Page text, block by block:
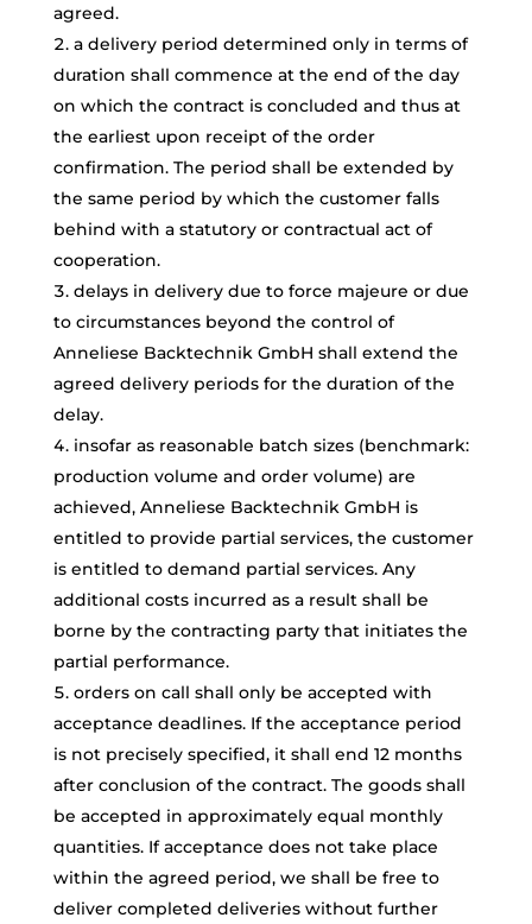
agreed.
a delivery period determined only in terms of
duration shall commence at the end of the day
on which the contract is concluded and thus at
the earliest upon receipt of the order
confirmation. The period shall be extended by
the same period by which the customer falls
behind with a statutory or contractual act of
cooperation.
delays in delivery due to force majeure or due
to circumstances beyond the control of
Anneliese Backtechnik GmbH shall extend the
agreed delivery periods for the duration of the
delay.
insofar as reasonable batch sizes (benchmark:
production volume and order volume) are
achieved, Anneliese Backtechnik GmbH is
entitled to provide partial services, the customer
is entitled to demand partial services. Any
additional costs incurred as a result shall be
borne by the contracting party that initiates the
partial performance.
orders on call shall only be accepted with
acceptance deadlines. If the acceptance period
is not precisely specified, it shall end 12 months
after conclusion of the contract. The goods shall
be accepted in approximately equal monthly
quantities. If acceptance does not take place
within the agreed period, we shall be free to
deliver completed deliveries without further